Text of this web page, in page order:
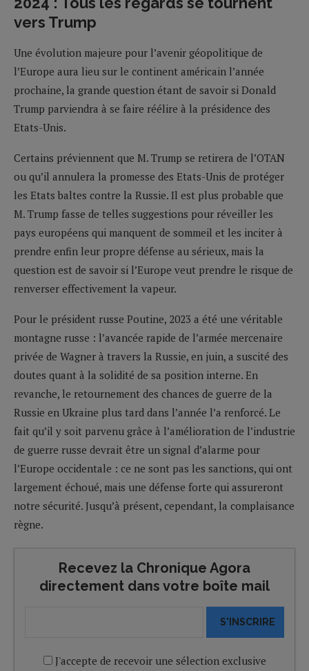
vers Trump
Une évolution majeure pour l’avenir géopolitique de
l’Europe aura lieu sur le continent américain l’année
prochaine, la grande question étant de savoir si Donald
Trump parviendra à se faire réélire à la présidence des
Etats-Unis.
Certains préviennent que M. Trump se retirera de l’OTAN
ou qu’il annulera la promesse des Etats-Unis de protéger
les Etats baltes contre la Russie. Il est plus probable que
M. Trump fasse de telles suggestions pour réveiller les
pays européens qui manquent de sommeil et les inciter à
prendre enfin leur propre défense au sérieux, mais la
question est de savoir si l’Europe veut prendre le risque de
renverser effectivement la vapeur.
Pour le président russe Poutine, 2023 a été une véritable
montagne russe : l’avancée rapide de l’armée mercenaire
privée de Wagner à travers la Russie, en juin, a suscité des
doutes quant à la solidité de sa position interne. En
revanche, le retournement des chances de guerre de la
Russie en Ukraine plus tard dans l’année l’a renforcé. Le
fait qu’il y soit parvenu grâce à l’amélioration de l’industrie
de guerre russe devrait être un signal d’alarme pour
l’Europe occidentale : ce ne sont pas les sanctions, qui ont
largement échoué, mais une défense forte qui assureront
notre sécurité. Jusqu’à présent, cependant, la complaisance
règne.
Recevez la Chronique Agora
directement dans votre boîte mail
S'INSCRIRE
J'accepte de recevoir une sélection exclusive